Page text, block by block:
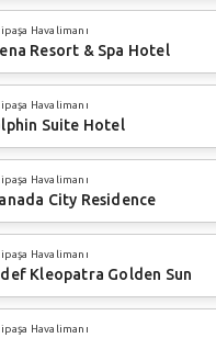
Havalimanı
Resort & Spa Hotel
Havalimanı
Suite Hotel
Havalimanı
City Residence
Havalimanı
Kleopatra Golden Sun
Havalimanı